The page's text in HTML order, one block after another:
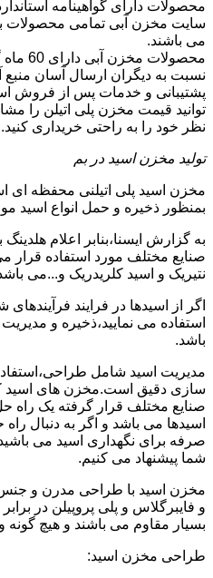
محصولات دارای گواهینامه
سایت مخزن آبی تمامی محصولات
می باشند.
نسبت به دیگران ارسال آسان منبع
پشتیبانی و خدمات پس از فروش
توانید قیمت مخزن پلی اتیلن را
نظر خود را به راحتی خریداری کنید.
تولید مخزن اسید در بم
مخزن اسید پلی اتیلنی محفظه ای
بمنظور ذخیره و حمل انواع اسید
به گزارش ایسنا،بنابر اعلام
صنایع مختلف مورد استفاده قرار
نتیریک و اسید کلریدریک و...می
اگر از اسیدها در فرایند فرآیندهای
استفاده می نمایید،ذخیره و
باشد.
مدیریت اسید شامل
سازی دقیق است.مخزن های اسید
صنایع مختلف قرار گرفته یک راه
اسیدها می باشد و اگر به دنبال
صرفه برای نگهداری اسید می
شما پیشنهاد می کنیم.
مخزن اسید با طراحی مدرن و جنس
و فایبرگلاس و پلی پروپیلن در
بسیار مقاوم می باشند و هیچ
طراحی مخزن اسید: